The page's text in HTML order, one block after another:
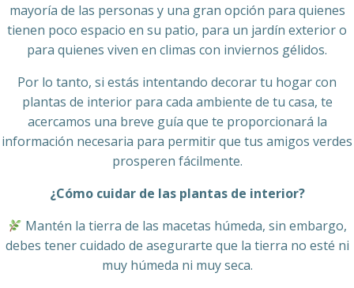
mayoría de las personas y una gran opción para quienes
tienen poco espacio en su patio, para un jardín exterior o
para quienes viven en climas con inviernos gélidos.
Por lo tanto, si estás intentando decorar tu hogar con
plantas de interior para cada ambiente de tu casa, te
acercamos una breve guía que te proporcionará la
información necesaria para permitir que tus amigos verdes
prosperen fácilmente.
¿Cómo cuidar de las plantas de interior?
Mantén la tierra de las macetas húmeda, sin embargo,
debes tener cuidado de asegurarte que la tierra no esté ni
muy húmeda ni muy seca.